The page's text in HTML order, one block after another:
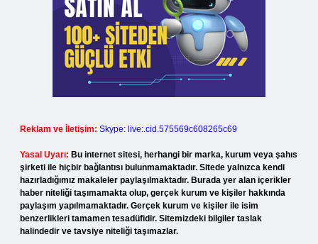
Reklam ve İletişim: Skype: live:.cid.575569c608265c69
Yasal Uyarı: Bu internet sitesi, herhangi bir marka, kurum veya şahıs
şirketi ile hiçbir bağlantısı bulunmamaktadır. Sitede yalnızca kendi
hazırladığımız makaleler paylaşılmaktadır. Burada yer alan içerikler
haber niteliği taşımamakta olup, gerçek kurum ve kişiler hakkında
paylaşım yapılmamaktadır. Gerçek kurum ve kişiler ile isim
benzerlikleri tamamen tesadüfidir. Sitemizdeki bilgiler taslak
halindedir ve tavsiye niteliği taşımazlar.